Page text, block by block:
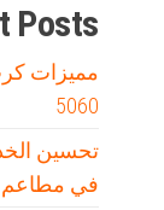
Posts
5060
تحسين
في مطاعم